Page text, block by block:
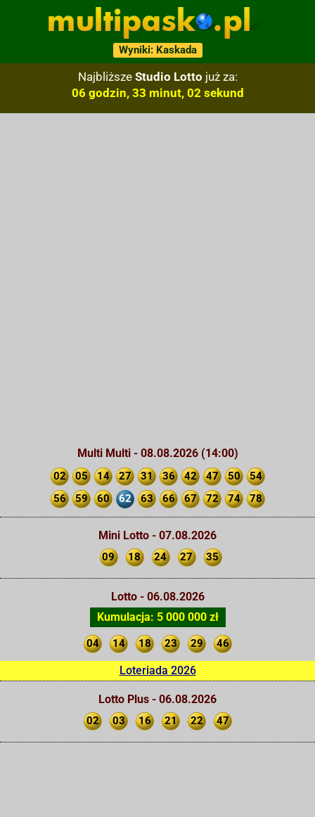
Wyniki: Kaskada
Najbliższe Studio Lotto już za:
06 godzin, 33 minut, 01 sekund
Multi Multi - 08.08.2026 (14:00)
02 05 14 27 31 36 42 47 50
54
56
59 60 62 63 66 67 72 74 78
Mini Lotto - 07.08.2026
09 18 24 27 35
Lotto - 06.08.2026
Kumulacja: 5 000 000 zł
04 14 18 23 29 46
Loteriada 2026
Lotto Plus - 06.08.2026
02 03 16 21 22 47